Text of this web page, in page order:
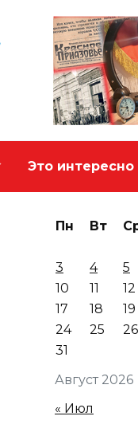
Это интересно
Август 2026
Пн Вт
3
4 5
10
11 12
17
18 19
24
25 26
31
« Июл